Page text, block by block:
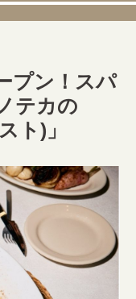
プン！スパ
テカの
ト)」